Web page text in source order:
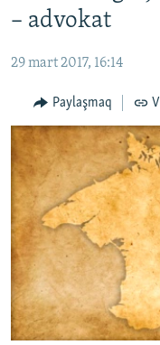
qaytmaq
MEDENİYET
SÜRET
BLOGLAR
FİKİR
Русский
Українською
QOŞULIÑIZ!
– advokat
29 mart 2017, 16:14
Paylaşmaq